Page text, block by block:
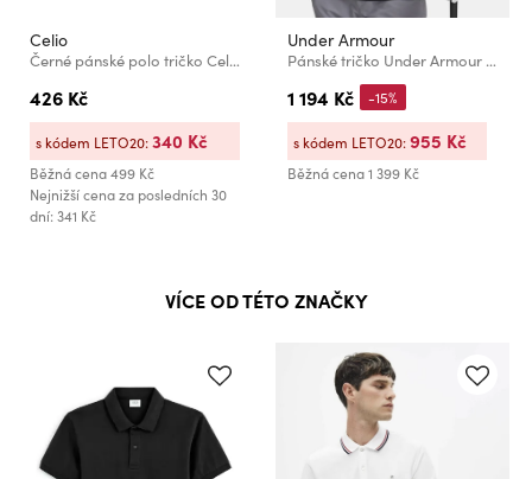
Celio
Černé pánské polo tričko Celio Teone
426 Kč
Běžná cena499 Kč
Nejnižší cena za posledních 30
dní: 341 Kč
s kódem LETO20:340 Kč
Under Armour
Pánské tričko Under Armour UA Matchplay Polo
1 194 Kč
Běžná cena1 399 Kč
-15%
s kódem LETO20:955 Kč
VÍCE OD TÉTO ZNAČKY